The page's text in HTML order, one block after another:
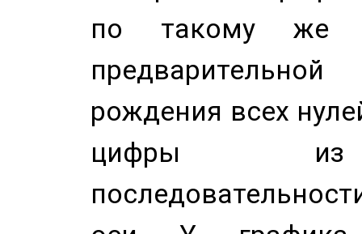
по такому же
рождения всех
цифры из